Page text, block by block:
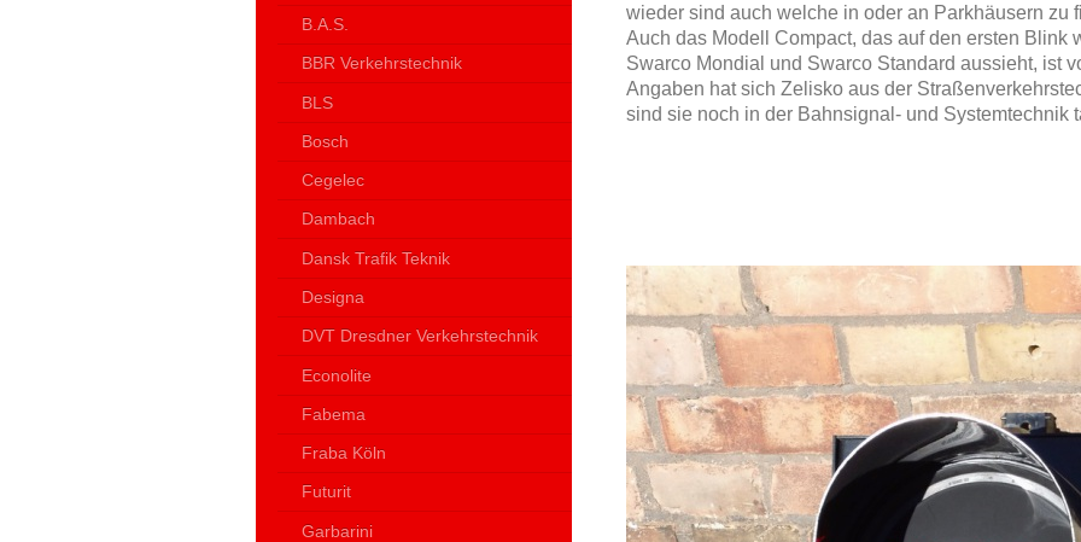
wieder sind auch welche in oder an Parkhäusern zu
Auch das Modell Compact, das auf den ersten Blink
Swarco Mondial und Swarco Standard aussieht, ist
Angaben hat sich Zelisko aus der
sind sie noch in der Bahnsignal- und Systemtechnik
B.A.S.
BBR Verkehrstechnik
BLS
Bosch
Cegelec
Dambach
Dansk Trafik Teknik
Designa
DVT Dresdner Verkehrstechnik
Econolite
Fabema
Fraba Köln
Futurit
Garbarini